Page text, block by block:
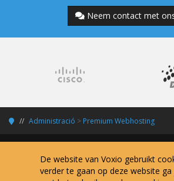
Neem contact met
Administració > Premium Webhosting
Copyright © 2026 Voxio Internet
De website van Voxio gebruikt
verder te gaan op deze website